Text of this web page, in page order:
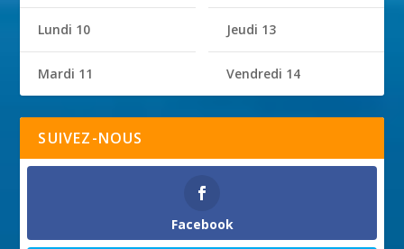
Lundi 10
Mardi 11
Jeudi 13
Vendredi 14
SUIVEZ-NOUS
Facebook